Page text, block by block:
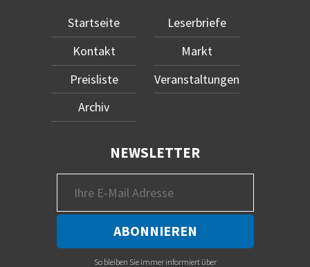
Startseite
Kontakt
Preisliste
Archiv
Leserbriefe
Markt
Veranstaltungen
NEWSLETTER
So bleiben Sie immer informiert über